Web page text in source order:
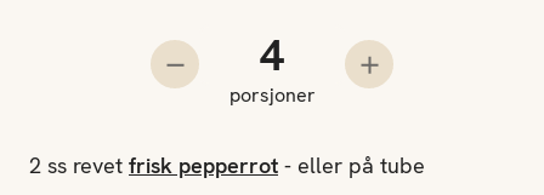
Trekk fra en porsjon
Antall porsjoner
porsjoner
Legg til en
2 ss revet frisk pepperrot - eller på tube